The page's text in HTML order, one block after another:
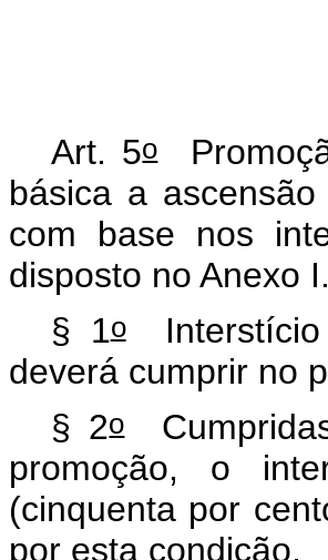
Art. 5o
básica a
com base nos
disposto no Anexo I.
§ 1oInterstício
deverá cumprir no
§ 2oCumpridas
promoção, o
(cinquenta por
por esta condição.